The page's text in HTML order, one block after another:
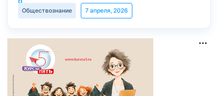
Обществознание 7 апреля, 2026